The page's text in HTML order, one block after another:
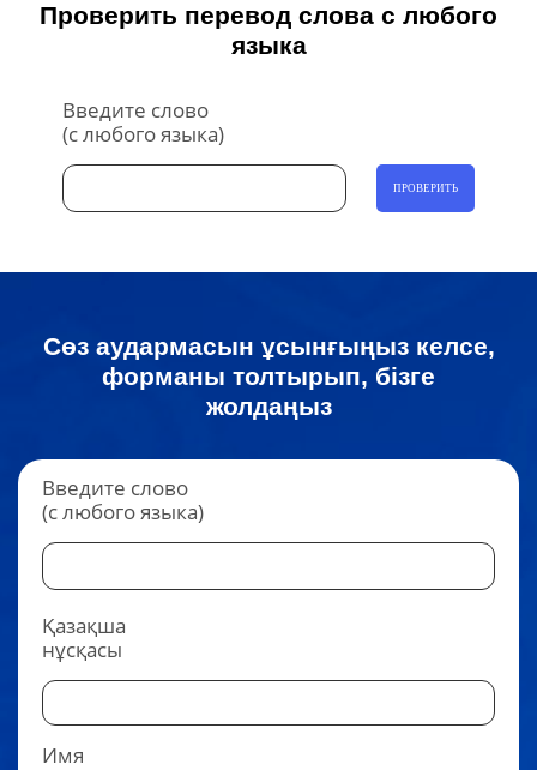
Проверить перевод слова с любого
языка
Введите слово
(с любого языка)
ПРОВЕРИТЬ
Сөз аудармасын ұсынғыңыз келсе,
форманы толтырып, бізге
жолдаңыз
Введите слово
(с любого языка)
Қазақша
нұсқасы
Имя